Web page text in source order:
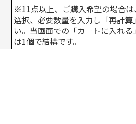
※11点以上、ご購入希望の場合
選択、必要数量を入力し「再計
い。当画面での「カートに入れ
は1個で結構です。